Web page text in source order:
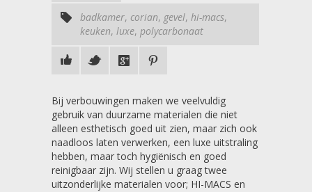
badkamer, corian, gevel, hi-macs,
keuken, luxe, polycarbonaat
Bij verbouwingen maken we veelvuldig
gebruik van duurzame materialen die niet
alleen esthetisch goed uit zien, maar zich ook
naadloos laten verwerken, een luxe uitstraling
hebben, maar toch hygiënisch en goed
reinigbaar zijn. Wij stellen u graag twee
uitzonderlijke materialen voor; HI-MACS en